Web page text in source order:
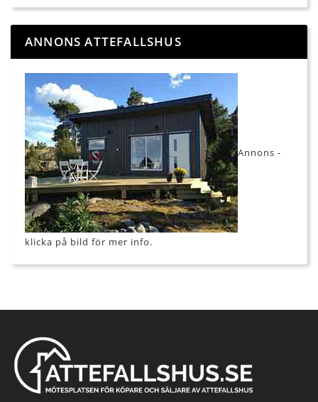
ANNONS ATTEFALLSHUS
Annons -
klicka på bild för mer info.